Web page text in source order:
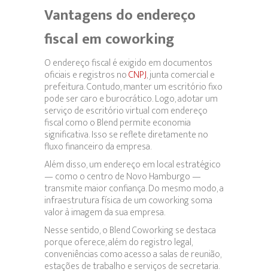
Vantagens do endereço
fiscal em coworking
O endereço fiscal é exigido em documentos
oficiais e registros noCNPJ, junta comercial e
prefeitura. Contudo, manter um escritório fixo
pode ser caro e burocrático. Logo, adotar um
serviço de escritório virtual com endereço
fiscal como o Blend permite economia
significativa. Isso se reflete diretamente no
fluxo financeiro da empresa.
Além disso, um endereço em local estratégico
— como o centro de Novo Hamburgo —
transmite maior confiança. Do mesmo modo, a
infraestrutura física de um coworking soma
valor à imagem da sua empresa.
Nesse sentido, o Blend Coworking se destaca
porque oferece, além do registro legal,
conveniências como acesso a salas de reunião,
estações de trabalho e serviços de secretaria.